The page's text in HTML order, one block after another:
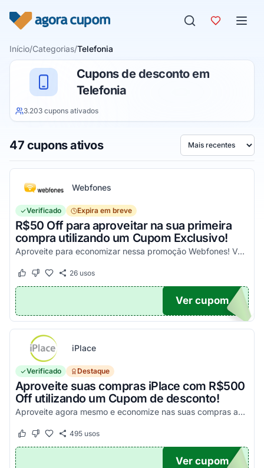
Início/Categorias/Telefonia
Cupons de desconto em
Telefonia
3.203 cupons ativados
47 cupons ativos Ordenar por
Webfones
Verificado Expira em breve
R$50 Off para aproveitar na sua primeira
compra utilizando um Cupom Exclusivo!
Aproveite para economizar nessa promoção Webfones! Válido em compras de valor acima de R$750!
Este cupom funcionou
Este cupom não funcionou
26usos
UPOM
Ver cupom
iPlace
Verificado Destaque
Aproveite suas compras iPlace com R$500
Off utilizando um Cupom de desconto!
Aproveite agora mesmo e economize nas suas compras acima de R$7.199,99!
Este cupom funcionou
Este cupom não funcionou
495usos
500
Ver cupom